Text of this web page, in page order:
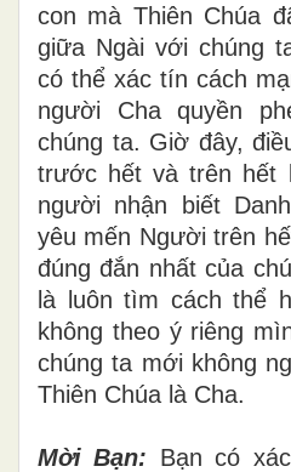
con mà Thiên Chúa
giữa Ngài với chúng
có thể xác tín cách
người Cha quyền
chúng ta. Giờ đây,
trước hết và trên hết
người nhận biết
yêu mến Người trên
đúng đắn nhất của
là luôn tìm cách thể
không theo ý riêng
chúng ta mới không
Thiên Chúa là Cha.
Mời Bạn: Bạn có